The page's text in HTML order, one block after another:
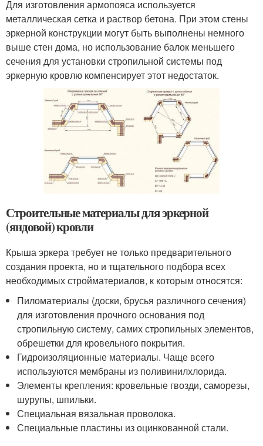
Для изготовления армопояса используется
металлическая сетка и раствор бетона. При этом стены
эркерной конструкции могут быть выполнены немного
выше стен дома, но использование балок меньшего
сечения для установки стропильной системы под
эркерную кровлю компенсирует этот недостаток.
Строительные материалы для эркерной
(яндовой) кровли
Крыша эркера требует не только предварительного
создания проекта, но и тщательного подбора всех
необходимых стройматериалов, к которым относятся:
Пиломатериалы (доски, брусья различного сечения)
для изготовления прочного основания под
стропильную систему, самих стропильных элементов,
обрешетки для кровельного покрытия.
Гидроизоляционные материалы. Чаще всего
используются мембраны из поливинилхлорида.
Элементы крепления: кровельные гвозди, саморезы,
шурупы, шпильки.
Специальная вязальная проволока.
Специальные пластины из оцинкованной стали.